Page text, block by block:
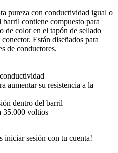
pureza con conductividad igual o
contiene compuesto para
de color en el tapón de sellado
Están diseñados para
de conductores.
aumentar su resistencia a la
dentro del barril
35.000 voltios
iniciar sesión con tu cuenta!